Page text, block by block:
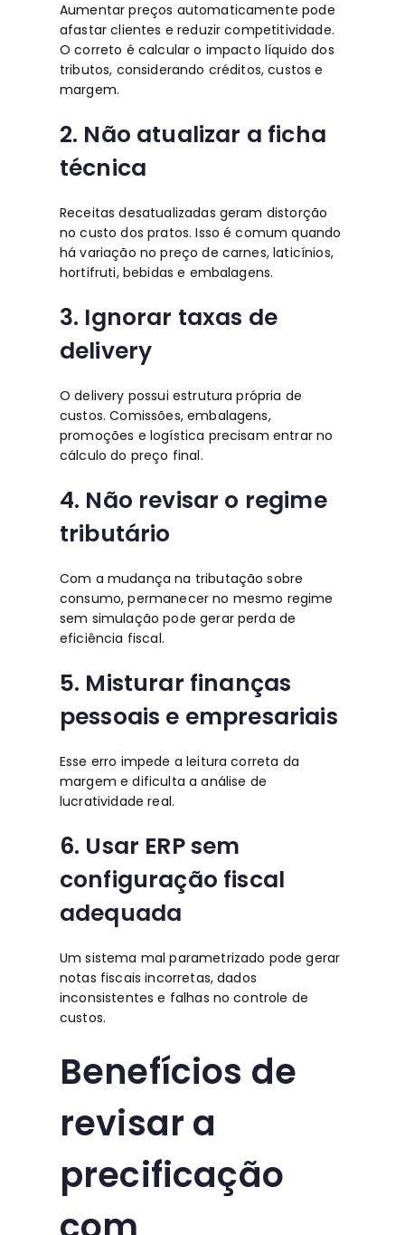
Aumentar preços automaticamente pode
afastar clientes e reduzir competitividade.
O correto é calcular o impacto líquido dos
tributos, considerando créditos, custos e
margem.
2. Não atualizar a ficha
técnica
Receitas desatualizadas geram distorção
no custo dos pratos. Isso é comum quando
há variação no preço de carnes, laticínios,
hortifruti, bebidas e embalagens.
3. Ignorar taxas de
delivery
O delivery possui estrutura própria de
custos. Comissões, embalagens,
promoções e logística precisam entrar no
cálculo do preço final.
4. Não revisar o regime
tributário
Com a mudança na tributação sobre
consumo, permanecer no mesmo regime
sem simulação pode gerar perda de
eficiência fiscal.
5. Misturar finanças
pessoais e empresariais
Esse erro impede a leitura correta da
margem e dificulta a análise de
lucratividade real.
6. Usar ERP sem
configuração fiscal
adequada
Um sistema mal parametrizado pode gerar
notas fiscais incorretas, dados
inconsistentes e falhas no controle de
custos.
Benefícios de
revisar a
precificação